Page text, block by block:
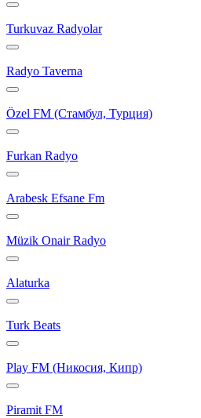
Turkuvaz Radyolar
Radyo Taverna
Özel FM (Стамбул, Турция)
Furkan Radyo
Arabesk Efsane Fm
Müzik Onair Radyo
Alaturka
Turk Beats
Play FM (Никосия, Кипр)
Piramit FM